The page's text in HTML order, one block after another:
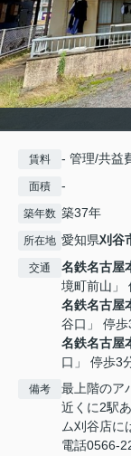
賃料 - 管理/共益
面積 -
築年数 築37年
所在地 愛知県刈谷
交通 名鉄名古屋
境町前山」
名鉄名古屋
谷口」 停歩
名鉄名古屋
口」 停歩3
備考
最上階のア
近くに2駅
ム刈谷店に
電話0566-